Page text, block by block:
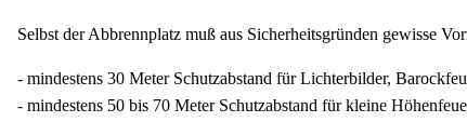
Selbst der Abbrennplatz muß aus Sicherheitsgründen gewisse
- mindestens 30 Meter Schutzabstand für Lichterbilder,
- mindestens 50 bis 70 Meter Schutzabstand für kleine